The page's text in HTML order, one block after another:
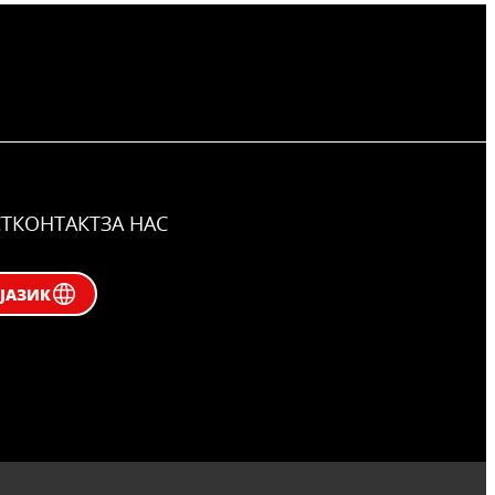
Специјални Решенија За
Специјални Формати И
КОНТАКТЗА НАС